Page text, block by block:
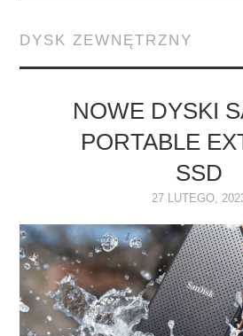
MONITORY
NAPĘDY
OPROGRAMOWANIE
INTERNET
DYSK ZEWNĘTRZNY
NOWE DYSKI
PORTABLE
SSD
27 LUTEGO,